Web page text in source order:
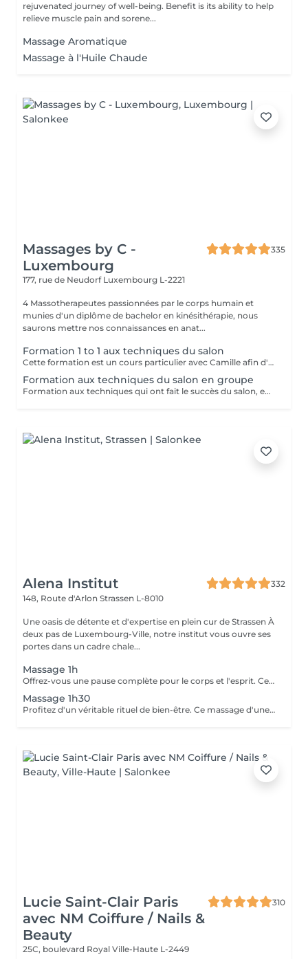
rejuvenated journey of well-being. Benefit is its ability to help
relieve muscle pain and sorene...
Massage Aromatique
Massage à l'Huile Chaude
Massages by C -
Luxembourg
335
177, rue de Neudorf Luxembourg L-2221
4 Massotherapeutes passionnées par le corps humain et
munies d'un diplôme de bachelor en kinésithérapie, nous
saurons mettre nos connaissances en anat...
Formation 1 to 1 aux techniques du salon
Cette formation est un cours particulier avec Camille afin d'apprendre les techniques du salon : massage relaxant, massage sportif, massage des tissus profonds avec toutes les informations théoriques (anatomie, pathologie) ainsi que la pratique Nombre de jours au choix en fonction des besoins 2.900€ par jour
Formation aux techniques du salon en groupe
Formation aux techniques qui ont fait le succès du salon, en petit groupe : massage relaxant, sportif et massage des tissus profonds Cette formation vous permettra de travailler dans le domaine. Durée : 2 jours, de 10h à 18h Prix : 1.900€ les 2 jours Dates à venir : - Les 27/28 Septembre - Les 25/26 Octobre Réservations par mail : info@massagesbyc.com
Alena Institut
332
148, Route d'Arlon Strassen L-8010
Une oasis de détente et d'expertise en plein cur de Strassen À
deux pas de Luxembourg-Ville, notre institut vous ouvre ses
portes dans un cadre chale...
Massage 1h
Offrez-vous une pause complète pour le corps et l'esprit. Ce massage d'une heure détend en profondeur les muscles, libère les tensions et procure une relaxation durable. Un moment idéal pour retrouver énergie, équilibre et bien-être.
Massage 1h30
Profitez d'un véritable rituel de bien-être. Ce massage d'une heure et demi offre une relaxation intense, soulage les tensions et revitalise le corps et l'esprit. Un moment privilégié pour se ressourcer pleinement et retrouver sérénité et vitalité.
Lucie Saint-Clair Paris
avec NM Coiffure / Nails &
Beauty
310
25C, boulevard Royal Ville-Haute L-2449